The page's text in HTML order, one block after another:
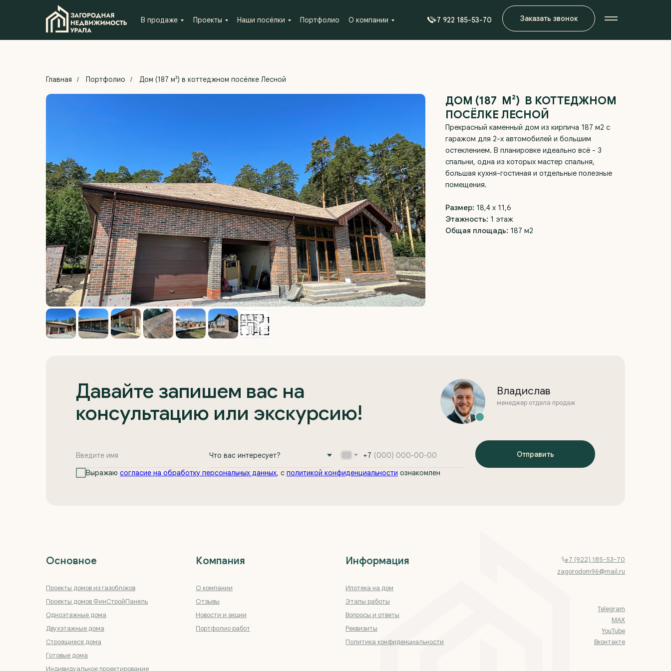
В продаже Проекты Наши посёлки Портфолио О компании +7 922 185-53-70 Заказать звонок
Главная / Портфолио / Дом (187 м²) в коттеджном посёлке Лесной
ДОМ (187 М²) В КОТТЕДЖНОМ
ПОСЁЛКЕ ЛЕСНОЙ
Прекрасный каменный дом из кирпича 187 м2 с
гаражом для 2-х автомобилей и большим
остеклением. В планировке идеально всё - 3
спальни, одна из которых мастер спальня,
большая кухня-гостиная и отдельные полезные
помещения.
Размер: 18,4 х 11,6
Этажность: 1 этаж
Общая площадь: 187 м2
Давайте запишем вас на
консультацию или экскурсию!
+7
Выражаю согласие на обработку персональных данных, с политикой конфиденциальности ознакомлен
Отправить
Владислав
менеджер отдела продаж
Основное
Проекты домов из газоблоков
Проекты домов ФинСтройПанель
Одноэтажные дома
Компания
О компании
Отзывы
Новости и акции
Двухэтажные дома
Строящиеся дома
Готовые дома
Информация
Ипотека на дом
Этапы работы
Вопросы и ответы
Реквизиты
Политика конфиденциальности
+7 (922) 185-53-70
zagorodom96@mail.ru
Telegram
MAX
YouTube
Вконтакте
Индивидуальное проектирование
Портфолио работ